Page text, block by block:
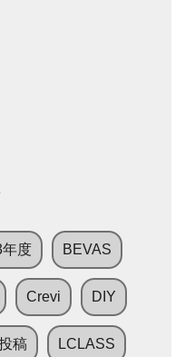
度 BEVAS
Crevi DIY
稿 LCLASS